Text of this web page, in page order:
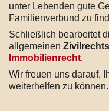
unter Lebenden gute
Familienverbund zu
Schließlich bearbeitet
allgemeinen Zivilrechts
Immobilienrecht.
Wir freuen uns darauf,
weiterhelfen zu können.